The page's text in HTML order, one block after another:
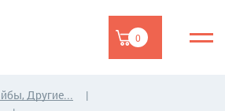
0
Другие...